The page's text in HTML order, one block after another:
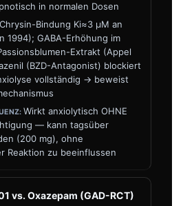
in normalen Dosen
Chrysin-Bindung Ki≈3 µM an
1994); GABA-Erhöhung im
Extrakt (Appel
(BZD-Antagonist) blockiert
vollständig → beweist
Wirkt anxiolytisch OHNE
— kann tagsüber
(200 mg), ohne
Reaktion zu beeinflussen
vs. Oxazepam (GAD-RCT)